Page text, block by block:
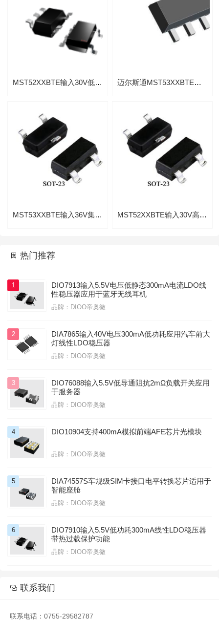
MST52XXBTE输入30V低功耗200mA线性稳压IC厂家代理 迈尔斯通MST53XXBTE输入36V高压低功耗低压差300mA线性稳压器
MST53XXBTE输入36V集成短路保护线300MA低功耗稳压器 MST52XXBTE输入30V高压低功耗200mA线性稳压IC
 热门推荐
1
DIO7913输入5.5V电压低静态300mA电流LDO线
性稳压器应用于蓝牙无线耳机
品牌：DIOO帝奥微
2
DIA7865输入40V电压300mA低功耗应用汽车前大
灯线性LDO稳压器
品牌：DIOO帝奥微
3
DIO76088输入5.5V低导通阻抗2mΩ负载开关应用
于服务器
品牌：DIOO帝奥微
4 DIO10904支持400mA模拟前端AFE芯片光模块
品牌：DIOO帝奥微
5
DIA74557S车规级SIM卡接口电平转换芯片适用于
智能座舱
品牌：DIOO帝奥微
6
DIO7910输入5.5V低功耗300mA线性LDO稳压器
带热过载保护功能
品牌：DIOO帝奥微
 联系我们
联系电话：0755-29582787